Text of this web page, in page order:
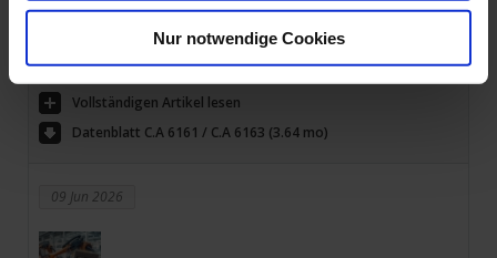
Nur notwendige Cookies
Prüfen Sie die elektrische Sicherheit Ihrer Schaltschränke und
elektrischen Ausrüstungen bei der Endkontrolle, sowie im Rahmen
Vollständigen Artikel lesen
Datenblatt C.A 6161 / C.A 6163 (3.64 mo)
09 Jun 2026